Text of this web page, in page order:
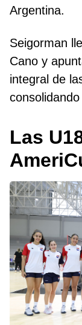
Argentina.
Seigorman
Cano y
integral de
Las